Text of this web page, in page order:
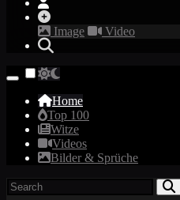
Image Video
Home
Top 100
Witze
Videos
Bilder & Sprüche